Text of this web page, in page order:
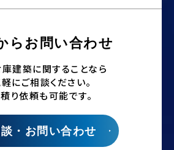
らお問い合わせ
庫建築に関することなら
にご相談ください。
り依頼も可能です。
・お問い合わせ